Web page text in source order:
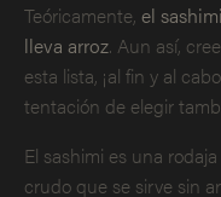
Teóricamente, el
lleva arroz. Aun así,
esta lista, ¡al fin y al
tentación de elegir
El sashimi es una
crudo que se sirve sin